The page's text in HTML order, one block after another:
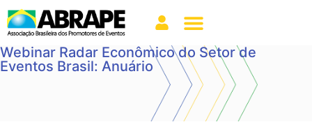
Webinar Radar Econômico do Setor de
Eventos Brasil: Anuário